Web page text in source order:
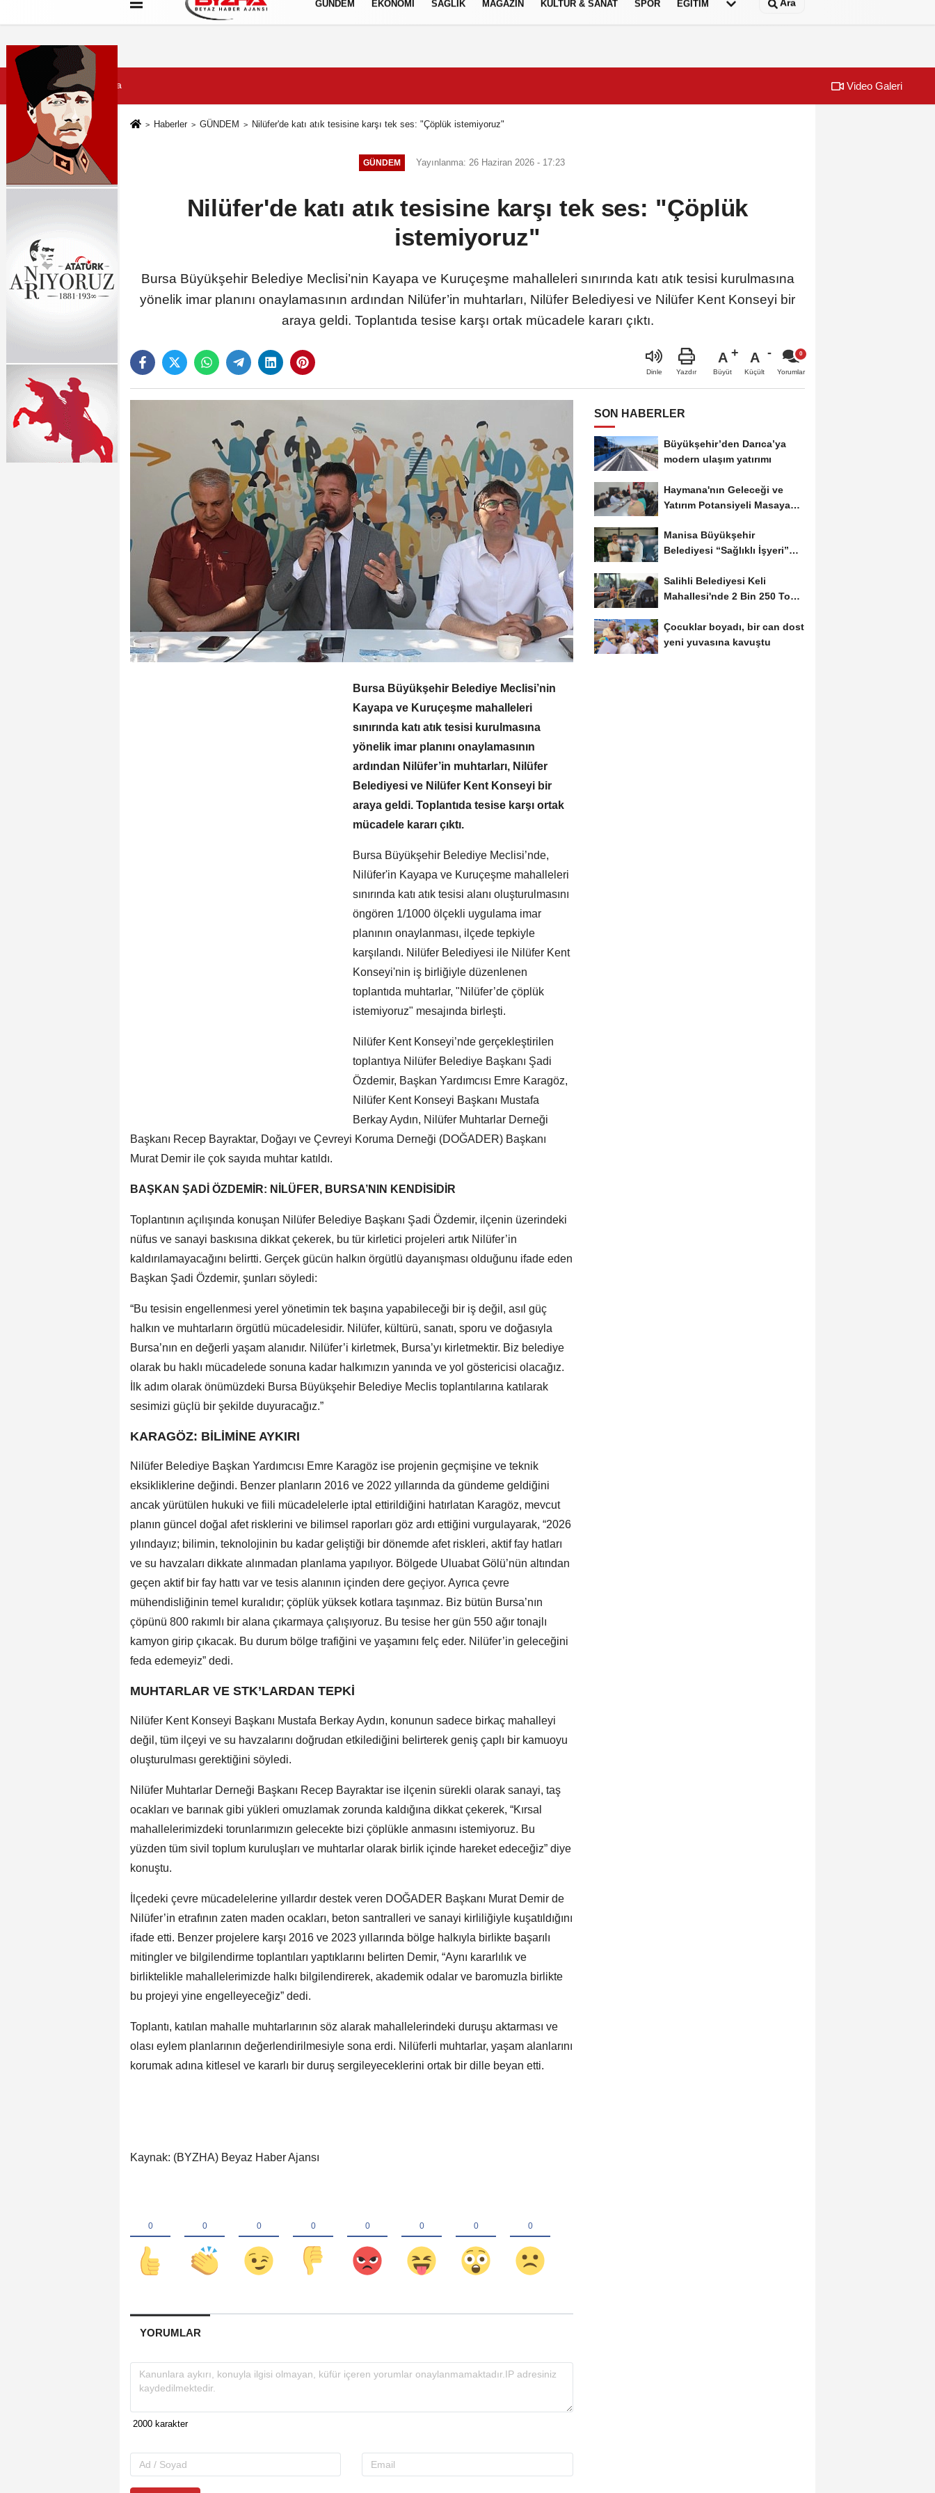
Hakkımızda Künye Çerez Politikası
GÜNDEM EKONOMİ SAĞLIK MAGAZİN KÜLTÜR & SANAT SPOR EĞİTİM Ara
7 Ağustos 2026, Cuma Video Galeri
Haberler GÜNDEM Nilüfer'de katı atık tesisine karşı tek ses: "Çöplük istemiyoruz"
GÜNDEM Yayınlanma: 26 Haziran 2026 - 17:23
Nilüfer'de katı atık tesisine karşı tek ses: "Çöplük
istemiyoruz"
Bursa Büyükşehir Belediye Meclisi’nin Kayapa ve Kuruçeşme mahalleleri sınırında katı atık tesisi kurulmasına
yönelik imar planını onaylamasının ardından Nilüfer’in muhtarları, Nilüfer Belediyesi ve Nilüfer Kent Konseyi bir
araya geldi. Toplantıda tesise karşı ortak mücadele kararı çıktı.
Dinle Yazdır
A
Büyüt
A
Küçült Yorumlar
Bursa Büyükşehir Belediye Meclisi’nin
Kayapa ve Kuruçeşme mahalleleri
sınırında katı atık tesisi kurulmasına
yönelik imar planını onaylamasının
ardından Nilüfer’in muhtarları, Nilüfer
Belediyesi ve Nilüfer Kent Konseyi bir
araya geldi. Toplantıda tesise karşı ortak
mücadele kararı çıktı.
Bursa Büyükşehir Belediye Meclisi’nde,
Nilüfer'in Kayapa ve Kuruçeşme mahalleleri
sınırında katı atık tesisi alanı oluşturulmasını
öngören 1/1000 ölçekli uygulama imar
planının onaylanması, ilçede tepkiyle
karşılandı. Nilüfer Belediyesi ile Nilüfer Kent
Konseyi'nin iş birliğiyle düzenlenen
toplantıda muhtarlar, "Nilüfer’de çöplük
istemiyoruz" mesajında birleşti.
Nilüfer Kent Konseyi’nde gerçekleştirilen
toplantıya Nilüfer Belediye Başkanı Şadi
Özdemir, Başkan Yardımcısı Emre Karagöz,
Nilüfer Kent Konseyi Başkanı Mustafa
Berkay Aydın, Nilüfer Muhtarlar Derneği
Başkanı Recep Bayraktar, Doğayı ve Çevreyi Koruma Derneği (DOĞADER) Başkanı
Murat Demir ile çok sayıda muhtar katıldı.
BAŞKAN ŞADİ ÖZDEMİR: NİLÜFER, BURSA’NIN KENDİSİDİR
Toplantının açılışında konuşan Nilüfer Belediye Başkanı Şadi Özdemir, ilçenin üzerindeki
nüfus ve sanayi baskısına dikkat çekerek, bu tür kirletici projeleri artık Nilüfer’in
kaldırılamayacağını belirtti. Gerçek gücün halkın örgütlü dayanışması olduğunu ifade eden
Başkan Şadi Özdemir, şunları söyledi:
“Bu tesisin engellenmesi yerel yönetimin tek başına yapabileceği bir iş değil, asıl güç
halkın ve muhtarların örgütlü mücadelesidir. Nilüfer, kültürü, sanatı, sporu ve doğasıyla
Bursa’nın en değerli yaşam alanıdır. Nilüfer’i kirletmek, Bursa’yı kirletmektir. Biz belediye
olarak bu haklı mücadelede sonuna kadar halkımızın yanında ve yol göstericisi olacağız.
İlk adım olarak önümüzdeki Bursa Büyükşehir Belediye Meclis toplantılarına katılarak
sesimizi güçlü bir şekilde duyuracağız.”
KARAGÖZ: BİLİMİNE AYKIRI
Nilüfer Belediye Başkan Yardımcısı Emre Karagöz ise projenin geçmişine ve teknik
eksikliklerine değindi. Benzer planların 2016 ve 2022 yıllarında da gündeme geldiğini
ancak yürütülen hukuki ve fiili mücadelelerle iptal ettirildiğini hatırlatan Karagöz, mevcut
planın güncel doğal afet risklerini ve bilimsel raporları göz ardı ettiğini vurgulayarak, “2026
yılındayız; bilimin, teknolojinin bu kadar geliştiği bir dönemde afet riskleri, aktif fay hatları
ve su havzaları dikkate alınmadan planlama yapılıyor. Bölgede Uluabat Gölü’nün altından
geçen aktif bir fay hattı var ve tesis alanının içinden dere geçiyor. Ayrıca çevre
mühendisliğinin temel kuralıdır; çöplük yüksek kotlara taşınmaz. Biz bütün Bursa’nın
çöpünü 800 rakımlı bir alana çıkarmaya çalışıyoruz. Bu tesise her gün 550 ağır tonajlı
kamyon girip çıkacak. Bu durum bölge trafiğini ve yaşamını felç eder. Nilüfer’in geleceğini
feda edemeyiz” dedi.
MUHTARLAR VE STK’LARDAN TEPKİ
Nilüfer Kent Konseyi Başkanı Mustafa Berkay Aydın, konunun sadece birkaç mahalleyi
değil, tüm ilçeyi ve su havzalarını doğrudan etkilediğini belirterek geniş çaplı bir kamuoyu
oluşturulması gerektiğini söyledi.
Nilüfer Muhtarlar Derneği Başkanı Recep Bayraktar ise ilçenin sürekli olarak sanayi, taş
ocakları ve barınak gibi yükleri omuzlamak zorunda kaldığına dikkat çekerek, “Kırsal
mahallelerimizdeki torunlarımızın gelecekte bizi çöplükle anmasını istemiyoruz. Bu
yüzden tüm sivil toplum kuruluşları ve muhtarlar olarak birlik içinde hareket edeceğiz” diye
konuştu.
İlçedeki çevre mücadelelerine yıllardır destek veren DOĞADER Başkanı Murat Demir de
Nilüfer’in etrafının zaten maden ocakları, beton santralleri ve sanayi kirliliğiyle kuşatıldığını
ifade etti. Benzer projelere karşı 2016 ve 2023 yıllarında bölge halkıyla birlikte başarılı
mitingler ve bilgilendirme toplantıları yaptıklarını belirten Demir, “Aynı kararlılık ve
birliktelikle mahallelerimizde halkı bilgilendirerek, akademik odalar ve baromuzla birlikte
bu projeyi yine engelleyeceğiz” dedi.
Toplantı, katılan mahalle muhtarlarının söz alarak mahallelerindeki duruşu aktarması ve
olası eylem planlarının değerlendirilmesiyle sona erdi. Nilüferli muhtarlar, yaşam alanlarını
korumak adına kitlesel ve kararlı bir duruş sergileyeceklerini ortak bir dille beyan etti.
Kaynak: (BYZHA) Beyaz Haber Ajansı
YORUMLAR
SON HABERLER
Büyükşehir’den Darıca’ya
modern ulaşım yatırımı
Haymana'nın Geleceği ve
Yatırım Potansiyeli Masaya
Manisa Büyükşehir
Belediyesi “Sağlıklı İşyeri”
Salihli Belediyesi Keli
Mahallesi'nde 2 Bin 250 Ton
Çocuklar boyadı, bir can dost
yeni yuvasına kavuştu